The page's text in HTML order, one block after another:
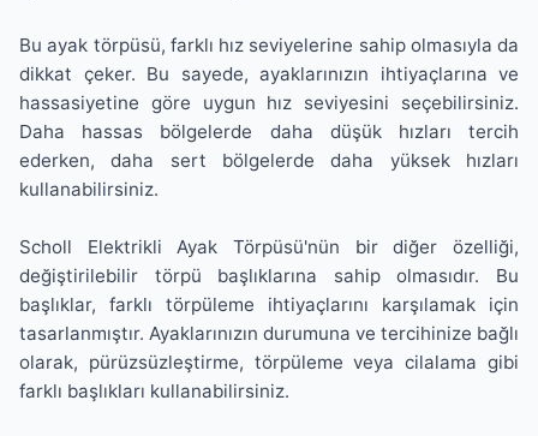
Bu ayak törpüsü, farklı hız seviyelerine sahip olmasıyla da
dikkat çeker. Bu sayede, ayaklarınızın ihtiyaçlarına ve
hassasiyetine göre uygun hız seviyesini seçebilirsiniz.
Daha hassas bölgelerde daha düşük hızları tercih
ederken, daha sert bölgelerde daha yüksek hızları
kullanabilirsiniz.
Scholl Elektrikli Ayak Törpüsü'nün bir diğer özelliği,
değiştirilebilir törpü başlıklarına sahip olmasıdır. Bu
başlıklar, farklı törpüleme ihtiyaçlarını karşılamak için
tasarlanmıştır. Ayaklarınızın durumuna ve tercihinize bağlı
olarak, pürüzsüzleştirme, törpüleme veya cilalama gibi
farklı başlıkları kullanabilirsiniz.